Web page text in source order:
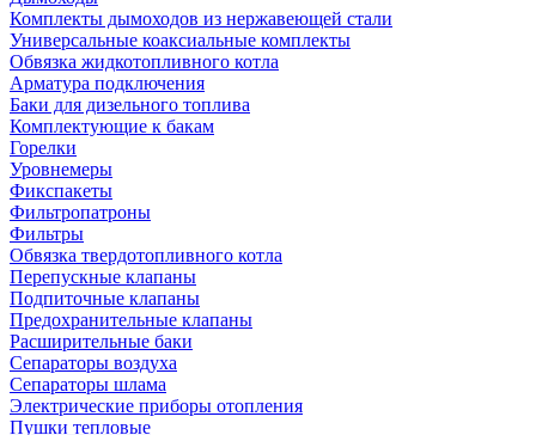
Комплекты дымоходов из нержавеющей стали
Универсальные коаксиальные комплекты
Обвязка жидкотопливного котла
Арматура подключения
Баки для дизельного топлива
Комплектующие к бакам
Горелки
Уровнемеры
Фикспакеты
Фильтропатроны
Фильтры
Обвязка твердотопливного котла
Перепускные клапаны
Подпиточные клапаны
Предохранительные клапаны
Расширительные баки
Сепараторы воздуха
Сепараторы шлама
Электрические приборы отопления
Пушки тепловые